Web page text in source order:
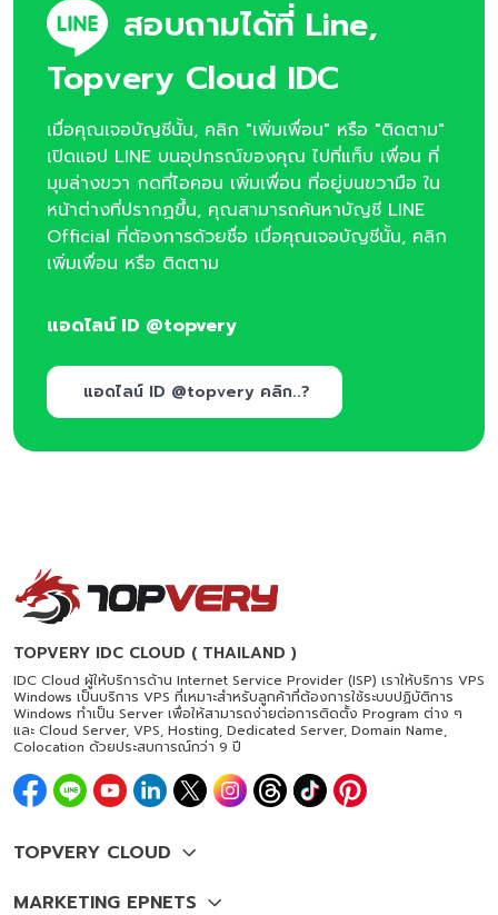
สอบถามได้ที่ Line,
Topvery Cloud IDC
เมื่อคุณเจอบัญชีนั้น, คลิก "เพิ่มเพื่อน" หรือ "ติดตาม"
เปิดแอป LINE บนอุปกรณ์ของคุณ ไปที่แท็บ เพื่อน ที่
มุมล่างขวา กดที่ไอคอน เพิ่มเพื่อน ที่อยู่บนขวามือ ใน
หน้าต่างที่ปรากฏขึ้น, คุณสามารถค้นหาบัญชี LINE
Official ที่ต้องการด้วยชื่อ เมื่อคุณเจอบัญชีนั้น, คลิก
เพิ่มเพื่อน หรือ ติดตาม
แอดไลน์ ID @topvery
แอดไลน์ ID @topvery คลิก..?
TOPVERY IDC CLOUD ( THAILAND )
IDC Cloud ผู้ให้บริการด้าน Internet Service Provider (ISP) เราให้บริการ VPS
Windows เป็นบริการ VPS ที่เหมาะสำหรับลูกค้าที่ต้องการใช้ระบบปฏิบัติการ
Windows ทำเป็น Server เพื่อให้สามารถง่ายต่อการติดตั้ง Program ต่าง ๆ
และ Cloud Server, VPS, Hosting, Dedicated Server, Domain Name,
Colocation ด้วยประสบการณ์กว่า 9 ปี